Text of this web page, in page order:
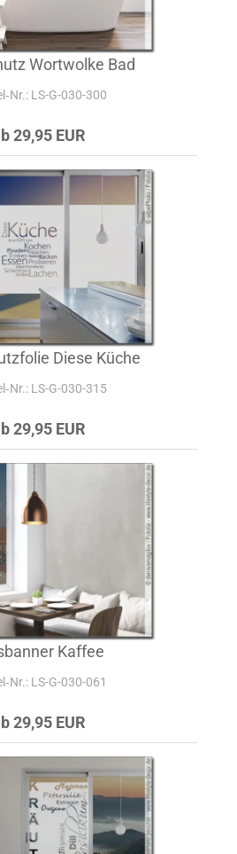
Wortwolke Bad
LS-G-030-300
29,95 EUR
Diese Küche
LS-G-030-315
29,95 EUR
Kaffee
LS-G-030-061
29,95 EUR